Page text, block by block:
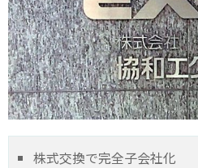
株式交換で完全子会社化